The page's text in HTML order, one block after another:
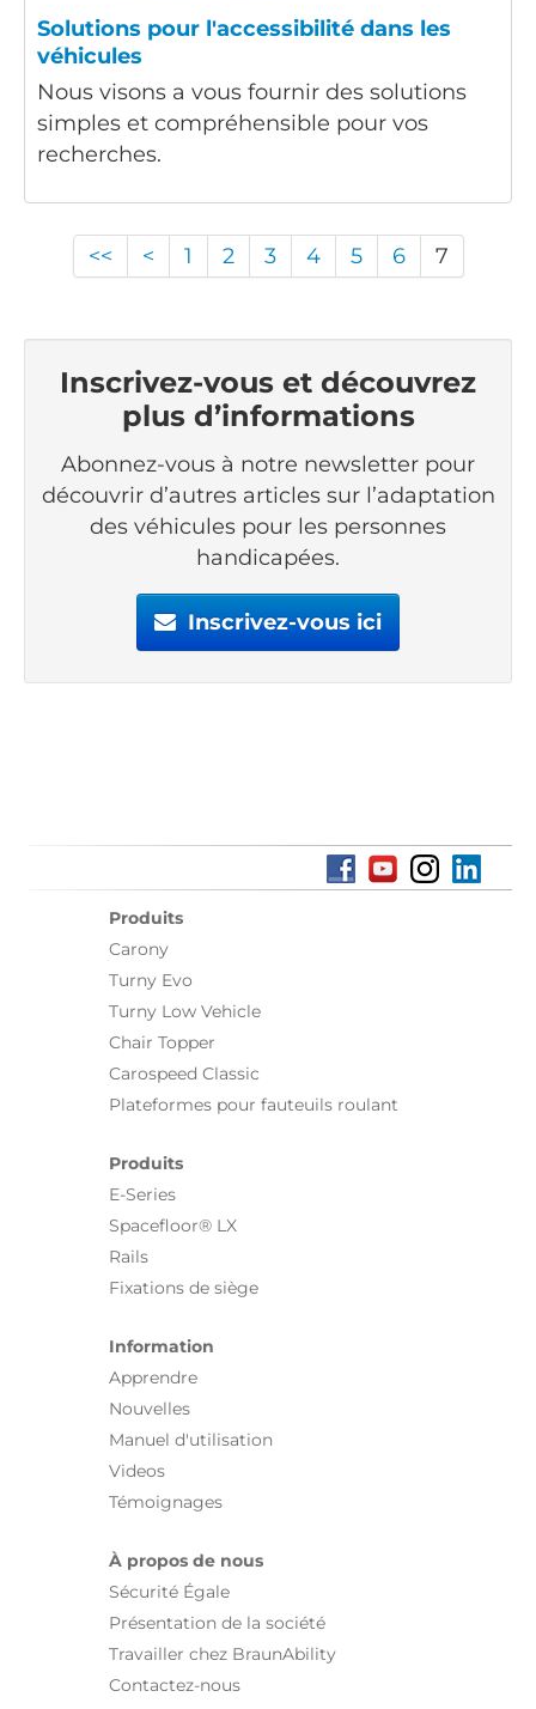
Solutions pour l'accessibilité dans les
véhicules
Nous visons a vous fournir des solutions
simples et compréhensible pour vos
recherches.
<< < 1 2 3 4 5 6 7
Inscrivez-vous et découvrez
plus d’informations
Abonnez-vous à notre newsletter pour
découvrir d’autres articles sur l’adaptation
des véhicules pour les personnes
handicapées.
Inscrivez-vous ici
Produits
Carony
Turny Evo
Turny Low Vehicle
Chair Topper
Carospeed Classic
Plateformes pour fauteuils roulant
Produits
E-Series
Spacefloor® LX
Rails
Fixations de siège
Information
Apprendre
Nouvelles
Manuel d'utilisation
Videos
Témoignages
À propos de nous
Sécurité Égale
Présentation de la société
Travailler chez BraunAbility
Contactez-nous